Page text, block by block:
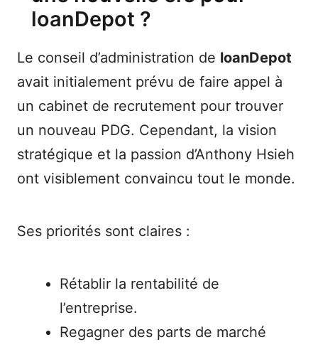
loanDepot ?
Le conseil d’administration de loanDepot
avait initialement prévu de faire appel à
un cabinet de recrutement pour trouver
un nouveau PDG. Cependant, la vision
stratégique et la passion d’Anthony Hsieh
ont visiblement convaincu tout le monde.
Ses priorités sont claires :
Rétablir la rentabilité de
l’entreprise.
Regagner des parts de marché